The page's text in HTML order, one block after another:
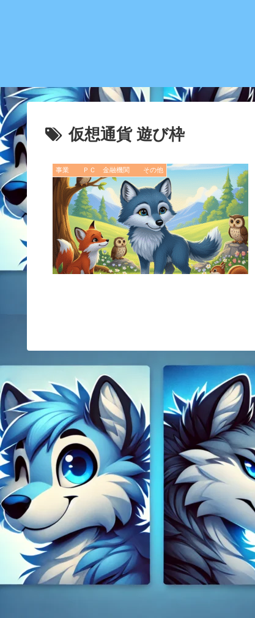
仮想通貨 遊び枠
事業 ＰＣ 金融機関 その他